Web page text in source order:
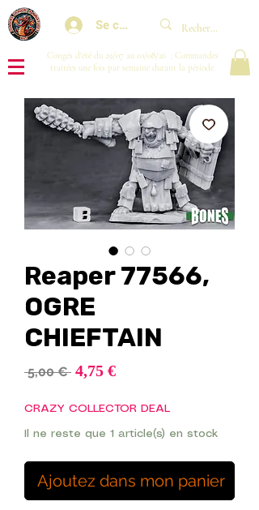
Se connecter
Congés d'été du 29/07 au 10/08/26 : Commandes
traitées une fois par semaine durant la période.
Reaper 77566,
OGRE
CHIEFTAIN
5,00 € Prix
4,75 €Prix
CRAZY COLLECTOR DEAL
Il ne reste que 1 article(s) en stock
Ajoutez dans mon panier